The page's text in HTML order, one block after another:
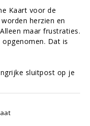
Kaart voor de
herzien en
maar frustraties.
Dat is
sluitpost op je